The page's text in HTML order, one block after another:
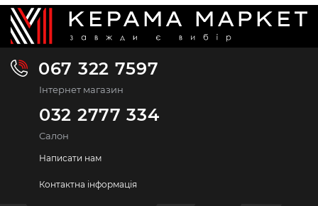
067 322 7597
Інтернет магазин
032 2777 334
Салон
Написати нам
Контактна інформація